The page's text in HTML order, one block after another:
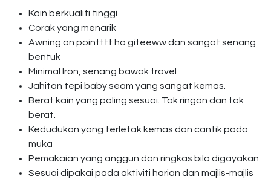
Kain berkualiti tinggi
Corak yang menarik
Awning on pointttt ha giteeww dan sangat senang
bentuk
Minimal Iron, senang bawak travel
Jahitan tepi baby seam yang sangat kemas.
Berat kain yang paling sesuai. Tak ringan dan tak
berat.
Kedudukan yang terletak kemas dan cantik pada
muka
Pemakaian yang anggun dan ringkas bila digayakan.
Sesuai dipakai pada aktiviti harian dan majlis-majlis